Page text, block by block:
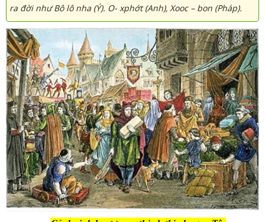
ra đời như Bô lô nha (Ý). O- xphớt (Anh), Xooc – bon (Pháp).